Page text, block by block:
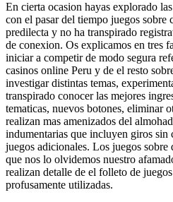
En cierta ocasion hayas explorado
con el pasar del tiempo juegos sobre
predilecta y no ha transpirado
de conexion. Os explicamos en tres
iniciar a competir de modo segura
casinos online Peru y de el resto
investigar distintas temas,
transpirado conocer las mejores
tematicas, nuevos botones, eliminar
realizan mas amenizados del
indumentarias que incluyen giros sin
juegos adicionales. Los juegos sobre
que nos lo olvidemos nuestro
realizan detalle de el folleto de
profusamente utilizadas.